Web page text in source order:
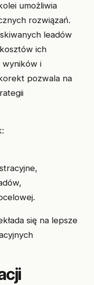
umożliwia
rozwiązań.
leadów
ich
wyników i
pozwala na
się na lepsze